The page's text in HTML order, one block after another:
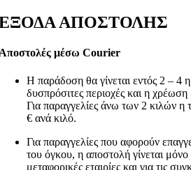
ΑΠΟΣΤΟΛΗΣ
μέσω Courier
Η παράδοση θα γίνεται εντός 2 – 4
δυσπρόσιτες περιοχές και η χρέωση
Για παραγγελίες άνω των 2 κιλών η
€ ανά κιλό.
Για παραγγελίες που αφορούν
του όγκου, η αποστολή γίνεται
μεταφορικές εταιρίες και για τις